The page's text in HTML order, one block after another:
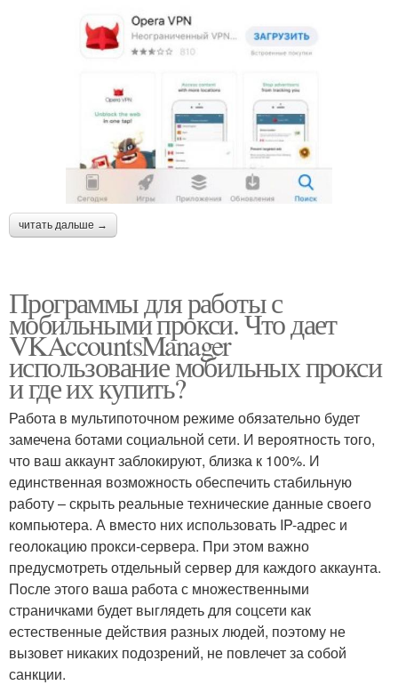
читать дальше →
Программы для работы с
мобильными прокси. Что дает
VKAccountsManager
использование мобильных прокси
и где их купить?
Работа в мультипоточном режиме обязательно будет
замечена ботами социальной сети. И вероятность того,
что ваш аккаунт заблокируют, близка к 100%. И
единственная возможность обеспечить стабильную
работу – скрыть реальные технические данные своего
компьютера. А вместо них использовать IP-адрес и
геолокацию прокси-сервера. При этом важно
предусмотреть отдельный сервер для каждого аккаунта.
После этого ваша работа с множественными
страничками будет выглядеть для соцсети как
естественные действия разных людей, поэтому не
вызовет никаких подозрений, не повлечет за собой
санкции.